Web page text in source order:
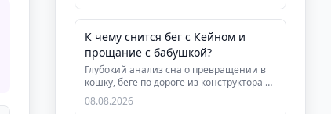
К чему снится бег с Кейном и
прощание с бабушкой?
Глубокий анализ сна о превращении в
кошку, беге по дороге из конструктора и
разговоре с бабушкой. Ра...
08.08.2026